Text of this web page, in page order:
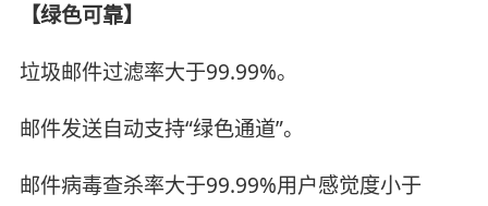
【绿色可靠】
垃圾邮件过滤率大于99.99%。
邮件发送自动支持“绿色通道”。
邮件病毒查杀率大于99.99%用户感觉度小于